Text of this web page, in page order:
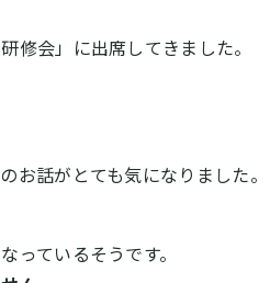
修会」に出席してきました。
お話がとても気になりました。
っているそうです。